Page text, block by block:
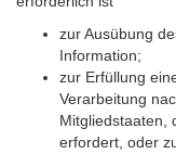
zur Ausübung
Information;
zur Erfüllung
Verarbeitung
Mitgliedstaaten,
erfordert, oder